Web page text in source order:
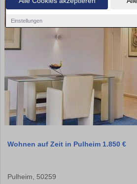
Einstellungen
Wohnen auf Zeit in Pulheim 1.850 €
Pulheim, 50259